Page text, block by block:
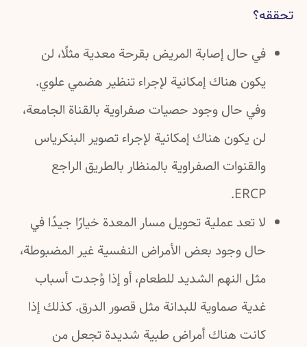
تحققه؟
في حال إصابة المريض بقرحة معدية مثلًا، لن
يكون هناك إمكانية لإجراء تنظير هضمي علوي.
وفي حال وجود حصيات صفراوية بالقناة الجامعة،
لن يكون هناك إمكانية لإجراء تصوير البنكرياس
والقنوات الصفراوية بالمنظار بالطريق الراجع
ERCP.
لا تعد عملية تحويل مسار المعدة خيارًا جيدًا في
حال وجود بعض الأمراض النفسية غير المضبوطة،
مثل النهم الشديد للطعام، أو إذا وُجدت أسباب
غدية صماوية للبدانة مثل قصور الدرق. كذلك إذا
كانت هناك أمراض طبية شديدة تجعل من